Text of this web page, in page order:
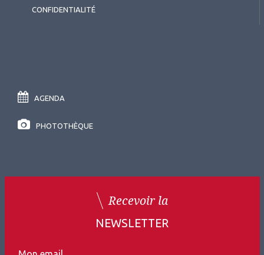
CONFIDENTIALITÉ
AGENDA
PHOTOTHÈQUE
Recevoir la
NEWSLETTER